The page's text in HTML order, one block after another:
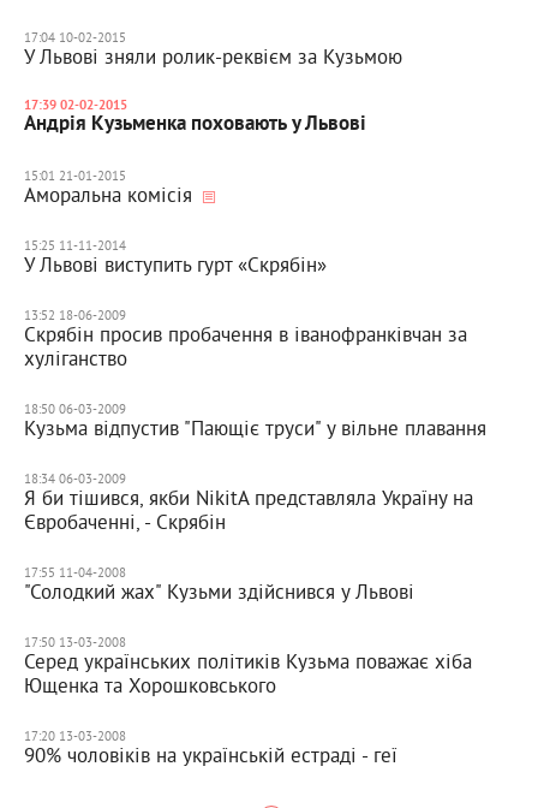
17:04 10-02-2015
У Львові зняли ролик-реквієм за Кузьмою
17:39 02-02-2015
Андрія Кузьменка поховають у Львові
15:01 21-01-2015
Аморальна комісія
15:25 11-11-2014
У Львові виступить гурт «Скрябін»
13:52 18-06-2009
Скрябін просив пробачення в іванофранківчан за
хуліганство
18:50 06-03-2009
Кузьма відпустив "Пающіє труси" у вільне плавання
18:34 06-03-2009
Я би тішився, якби NikitA представляла Україну на
Євробаченні, - Скрябін
17:55 11-04-2008
"Солодкий жах" Кузьми здійснився у Львові
17:50 13-03-2008
Серед українських політиків Кузьма поважає хіба
Ющенка та Хорошковського
17:20 13-03-2008
90% чоловіків на українській естраді - геї